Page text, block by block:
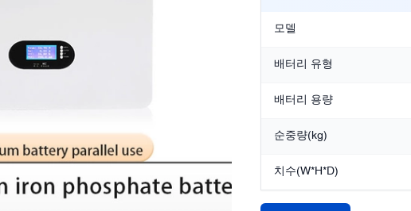
모델
배터리 유형
배터리 용량
순중량(kg)
치수(W*H*D)